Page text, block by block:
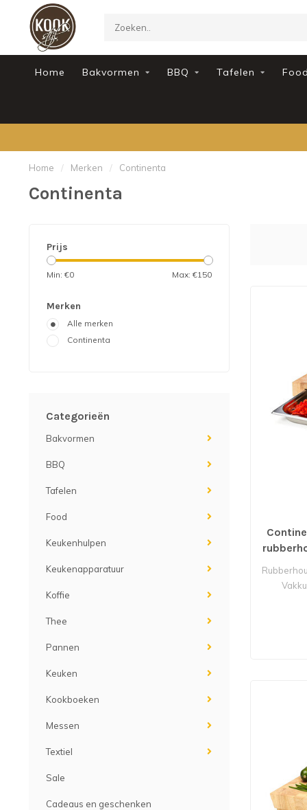
Home Bakvormen BBQ Tafelen Food
Home / Merken / Continenta
Continenta
Prijs
Min: €0 Max: €150
Merken
Alle merken
Continenta
Categorieën
Bakvormen
BBQ
Tafelen
Food
Keukenhulpen
Keukenapparatuur
Koffie
Thee
Pannen
Keuken
Kookboeken
Messen
Textiel
Sale
Cadeaus en geschenken